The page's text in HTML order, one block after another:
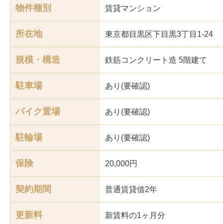
物件種別 賃貸マンション
所在地 東京都目黒区下目黒3丁目1-24
規模・構造 鉄筋コンクリート造 5階建て
駐車場 あり(要確認)
バイク置場 あり(要確認)
駐輪場 あり(要確認)
保険 20,000円
契約期間 普通賃貸借2年
更新料 新賃料の1ヶ月分